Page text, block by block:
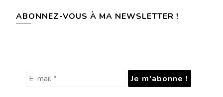
ABONNEZ-VOUS À MA NEWSLETTER !